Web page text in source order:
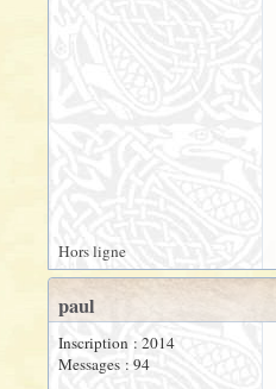
Hors ligne
paul
Inscription : 2014
Messages : 94